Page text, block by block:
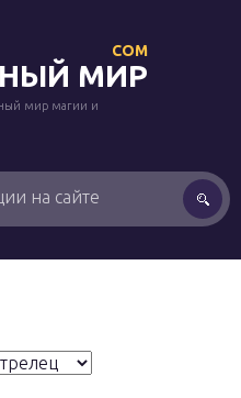
МИР
COM
мир магии и